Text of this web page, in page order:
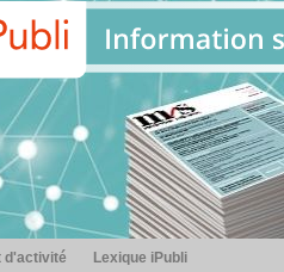
d'activité Lexique iPubli